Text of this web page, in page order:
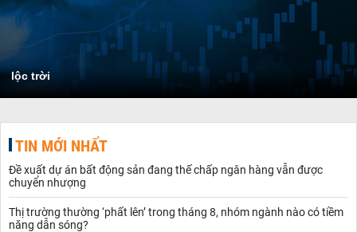
lộc trời
TIN MỚI NHẤT
Đề xuất dự án bất động sản đang thế chấp ngân hàng vẫn được
chuyển nhượng
Thị trường thường ‘phất lên’ trong tháng 8, nhóm ngành nào có tiềm
năng dẫn sóng?